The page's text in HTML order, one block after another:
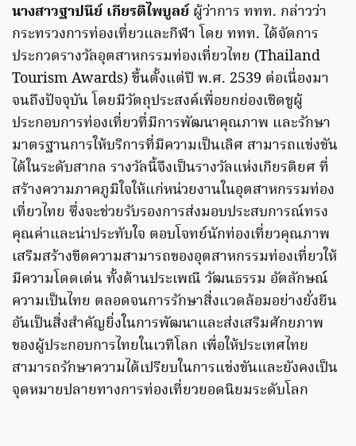
นางสาวฐาปนีย์ เกียรติไพบูลย์ ผู้ว่าการ ททท. กล่าวว่า
กระทรวงการท่องเที่ยวและกีฬา โดย ททท. ได้จัดการ
ประกวดรางวัลอุตสาหกรรมท่องเที่ยวไทย (Thailand
Tourism Awards) ขึ้นตั้งแต่ปี พ.ศ. 2539 ต่อเนื่องมา
จนถึงปัจจุบัน โดยมีวัตถุประสงค์เพื่อยกย่องเชิดชูผู้
ประกอบการท่องเที่ยวที่มีการพัฒนาคุณภาพ และรักษา
มาตรฐานการให้บริการที่มีความเป็นเลิศ สามารถแข่งขัน
ได้ในระดับสากล รางวัลนี้จึงเป็นรางวัลแห่งเกียรติยศ ที่
สร้างความภาคภูมิใจให้แก่หน่วยงานในอุตสาหกรรมท่อง
เที่ยวไทย ซึ่งจะช่วยรับรองการส่งมอบประสบการณ์ทรง
คุณค่าและน่าประทับใจ ตอบโจทย์นักท่องเที่ยวคุณภาพ
เสริมสร้างขีดความสามารถของอุตสาหกรรมท่องเที่ยวให้
มีความโดดเด่น ทั้งด้านประเพณี วัฒนธรรม อัตลักษณ์
ความเป็นไทย ตลอดจนการรักษาสิ่งแวดล้อมอย่างยั่งยืน
อันเป็นสิ่งสำคัญยิ่งในการพัฒนาและส่งเสริมศักยภาพ
ของผู้ประกอบการไทยในเวทีโลก เพื่อให้ประเทศไทย
สามารถรักษาความได้เปรียบในการแข่งขันและยังคงเป็น
จุดหมายปลายทางการท่องเที่ยวยอดนิยมระดับโลก